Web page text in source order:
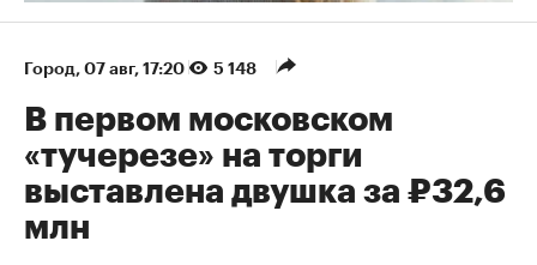
Город 07 авг, 17:20 5 148
В первом московском
«тучерезе» на торги
выставлена двушка за ₽32,6
млн